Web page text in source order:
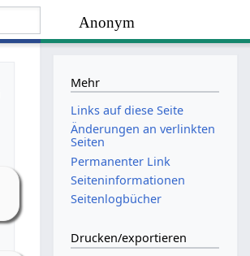
Anonym
Mehr
Links auf diese Seite
Änderungen an verlinkten
Seiten
Permanenter Link
Seiten­­informationen
Seitenlogbücher
Drucken/­exportieren